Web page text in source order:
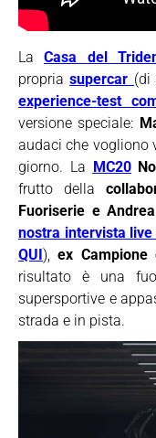
LaCasa del
propriasupercar (di
experience-test
versione speciale:
audaci che vogliono
giorno. La MC20
frutto della
Fuoriserie e
nostra intervista
QUI),ex
risultato è una
supersportive e
strada e in pista.